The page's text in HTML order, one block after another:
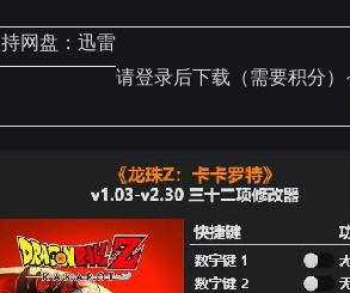
网盘： 迅雷
请登录后下载（需要积分）